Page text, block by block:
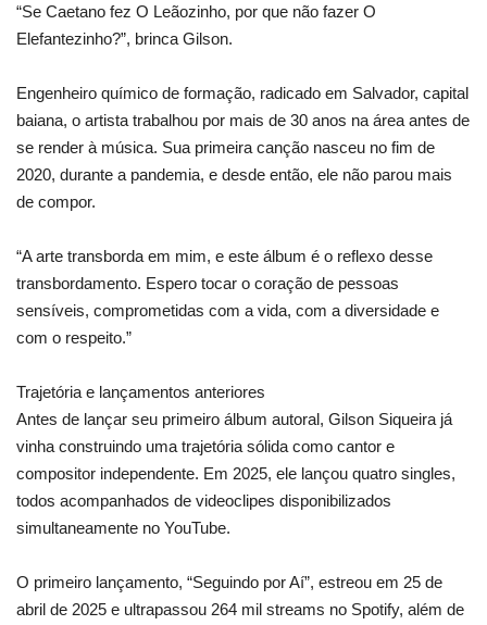
“Se Caetano fez O Leãozinho, por que não fazer O
Elefantezinho?”, brinca Gilson.
Engenheiro químico de formação, radicado em Salvador, capital
baiana, o artista trabalhou por mais de 30 anos na área antes de
se render à música. Sua primeira canção nasceu no fim de
2020, durante a pandemia, e desde então, ele não parou mais
de compor.
“A arte transborda em mim, e este álbum é o reflexo desse
transbordamento. Espero tocar o coração de pessoas
sensíveis, comprometidas com a vida, com a diversidade e
com o respeito.”
Trajetória e lançamentos anteriores
Antes de lançar seu primeiro álbum autoral, Gilson Siqueira já
vinha construindo uma trajetória sólida como cantor e
compositor independente. Em 2025, ele lançou quatro singles,
todos acompanhados de videoclipes disponibilizados
simultaneamente no YouTube.
O primeiro lançamento, “Seguindo por Aí”, estreou em 25 de
abril de 2025 e ultrapassou 264 mil streams no Spotify, além de